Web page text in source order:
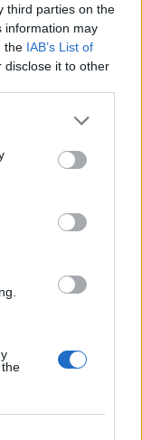
third parties on the
information may
the IAB’s List of
disclose it to other